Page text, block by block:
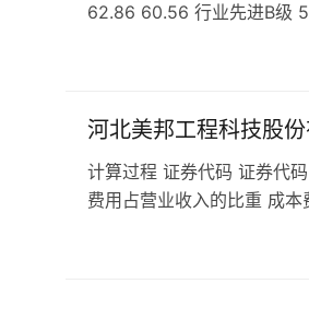
62.86 60.56 行业先进B级
河北美邦工程科技股
计算过程 证券代码 证券代
费用占营业收入的比重 成